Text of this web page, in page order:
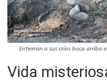
Entierran a sus crías boca arriba
Vida